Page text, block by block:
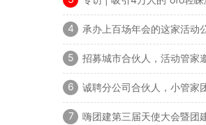
后的舞美设计团队
4
承办上百场年会的这家活动
年会居然是这样！
5
招募城市合伙人，活动管家
为行业巨人！
6
诚聘分公司合伙人，小管家
改变世界
7
嗨团建第三届天使大会暨团